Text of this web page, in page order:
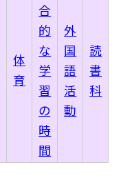
体
育
合
的
な
学
習
の
時
間
外
国
語
活
動
読
書
科